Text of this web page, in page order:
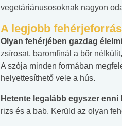
vegetáriánusosoknak nagyon
A legjobb
Olyan fehérjében gazdag
zsírosat, baromfinál a bőr
A szója minden formában
helyettesíthető vele a hús.
Hetente legalább egyszer
rizs és a bab. Kerüld az olyan